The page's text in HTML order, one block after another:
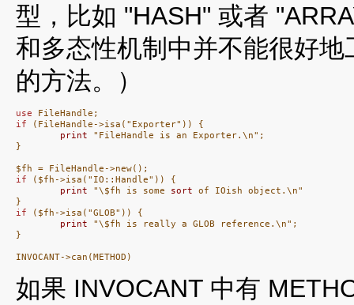
型，比如 "HASH" 或者
和多态性机制中并不能很好
的方法。）
use
if (FileHandle->isa("Exporter")) {
print "FileHandle is an Exporter.\n";
}
if ($fh->isa("IO::Handle")) {
print "\$fh is some sort of IOish object.\n"
if ($fh->isa("GLOB")) {
print "\$fh is really a GLOB reference.\n";
}
INVOCANT->can(METHOD)
如果 INVOCANT 中有